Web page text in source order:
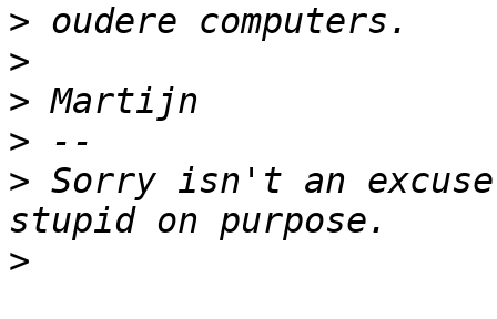
>
>
>
>
> Sorry isn't an excuse
>